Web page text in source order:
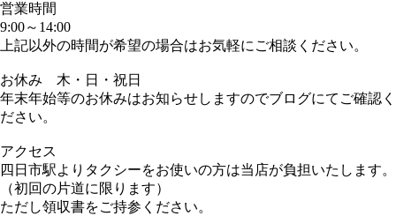
営業時間
9:00～14:00
上記以外の時間が希望の場合はお気軽にご相談ください。
お休み 木・日・祝日
年末年始等のお休みはお知らせしますのでブログにてご確認く
ださい。
アクセス
四日市駅よりタクシーをお使いの方は当店が負担いたします。
（初回の片道に限ります）
ただし領収書をご持参ください。